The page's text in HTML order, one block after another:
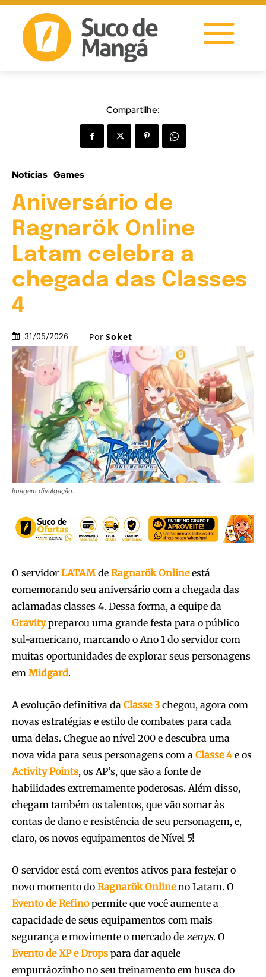
Compartilhe:
Notícias Games
Aniversário de
Ragnarök Online
Latam celebra a
chegada das Classes
4
31/05/2026 Por Soket
Imagem divulgação.
O servidor LATAMde Ragnarök Online está
comemorando seu aniversário com a chegada das
aclamadas classes 4. Dessa forma, a equipe da
Gravitypreparou uma grande festa para o público
sul-americano, marcando o Ano 1 do servidor com
muitas oportunidades de explorar seus personagens
em Midgard.
A evolução definitiva da Classe 3 chegou, agora com
novas estratégias e estilo de combates para cada
uma delas. Chegue ao nível 200 e descubra uma
nova vida para seus personagens com a Classe 4e os
Activity Points, os AP’s, que são a fonte de
habilidades extremamente poderosas. Além disso,
chegam também os talentos, que vão somar às
contas de dano e resistência de seu personagem, e,
claro, os novos equipamentos de Nível 5!
O servidor está com eventos ativos para festejar o
novo momento do Ragnarök Onlineno Latam. O
Evento de Refinopermite que você aumente a
capacidade de seus equipamentos com mais
segurança e movimente o mercado de zenys. O
Evento de XP e Drops para dar aquele
empurrãozinho no seu treinamento em busca do